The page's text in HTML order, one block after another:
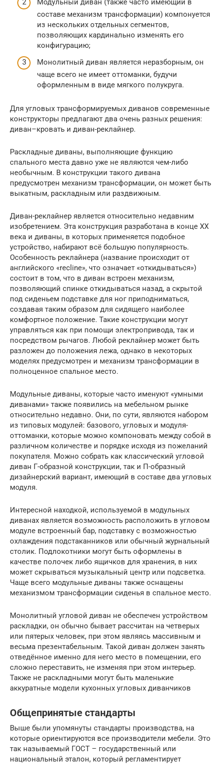
Модульный диван (также часто имеющий в
составе механизм трансформации) компонуется
из нескольких отдельных сегментов,
позволяющих кардинально изменять его
конфигурацию;
Монолитный диван является неразборным, он
чаще всего не имеет оттоманки, будучи
оформленным в виде мягкого полукруга.
Для угловых трансформируемых диванов современные
конструкторы предлагают два очень разных решения:
диван–кровать и диван-реклайнер.
Раскладные диваны, выполняющие функцию
спального места давно уже не являются чем-либо
необычным. В конструкции такого дивана
предусмотрен механизм трансформации, он может быть
выкатным, раскладным или раздвижным.
Диван-реклайнер является относительно недавним
изобретением. Эта конструкция разработана в конце XX
века и диваны, в которых применяется подобное
устройство, набирают всё большую популярность.
Особенность реклайнера (название происходит от
английского «recline», что означает «откидываться»)
состоит в том, что в диван встроен механизм,
позволяющий спинке откидываться назад, а скрытой
под сиденьем подставке для ног приподниматься,
создавая таким образом для сидящего наиболее
комфортное положение. Такие конструкции могут
управляться как при помощи электропривода, так и
посредством рычагов. Любой реклайнер может быть
разложен до положения лежа, однако в некоторых
моделях предусмотрен и механизм трансформации в
полноценное спальное место.
Модульные диваны, которые часто именуют «умными
диванами» также появились на мебельном рынке
относительно недавно. Они, по сути, являются набором
из типовых модулей: базового, угловых и модуля-
оттоманки, которые можно компоновать между собой в
различном количестве и порядке исходя из пожеланий
покупателя. Можно собрать как классический угловой
диван Г-образной конструкции, так и П-образный
дизайнерский вариант, имеющий в составе два угловых
модуля.
Интересной находкой, используемой в модульных
диванах является возможность расположить в угловом
модуле встроенный бар, подставку с возможностью
охлаждения подстаканников или обычный журнальный
столик. Подлокотники могут быть оформлены в
качестве полочек либо ящичков для хранения, в них
может скрываться музыкальный центр или подсветка.
Чаще всего модульные диваны также оснащены
механизмом трансформации сиденья в спальное место.
Монолитный угловой диван не обеспечен устройством
раскладки, он обычно бывает рассчитан на четверых
или пятерых человек, при этом являясь массивным и
весьма презентабельным. Такой диван должен занять
отведённое именно для него место в помещении, его
сложно переставить, не изменяя при этом интерьер.
Также не раскладными могут быть маленькие
аккуратные модели кухонных угловых диванчиков
Общепринятые стандарты
Выше были упомянуты стандарты производства, на
которые ориентируются все производители мебели. Это
так называемый ГОСТ – государственный или
национальный эталон, который регламентирует